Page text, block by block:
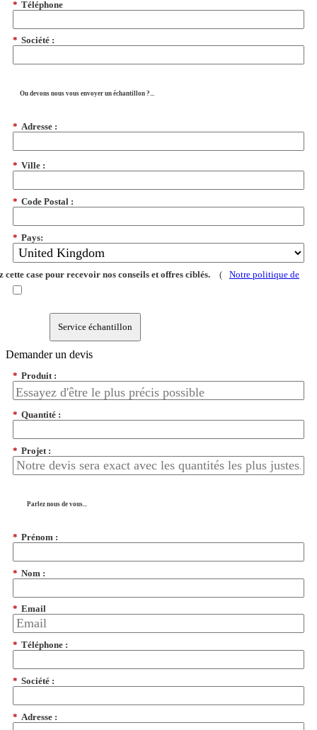
* Téléphone
* Société :
Ou devons nous vous envoyer un échantillon ?...
* Adresse :
* Ville :
* Code Postal :
* Pays:
cette case pour recevoir nos conseils et offres ciblés. ( Notre politique de
Service échantillon
Demander un devis
* Produit :
* Quantité :
* Projet :
Parlez nous de vous...
* Prénom :
* Nom :
* Email
* Téléphone :
* Société :
* Adresse :